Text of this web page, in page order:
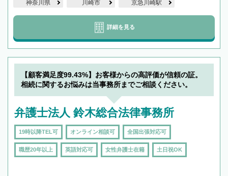
神奈川県 川崎市 京急川崎駅
詳細を見る
【顧客満足度99.43%】お客様からの高評価が信頼の証。
相続に関するお悩みは当事務所までご相談ください。
弁護士法人 鈴木総合法律事務所
19時以降TEL可 オンライン相談可 全国出張対応可
職歴20年以上 英語対応可 女性弁護士在籍 土日祝OK